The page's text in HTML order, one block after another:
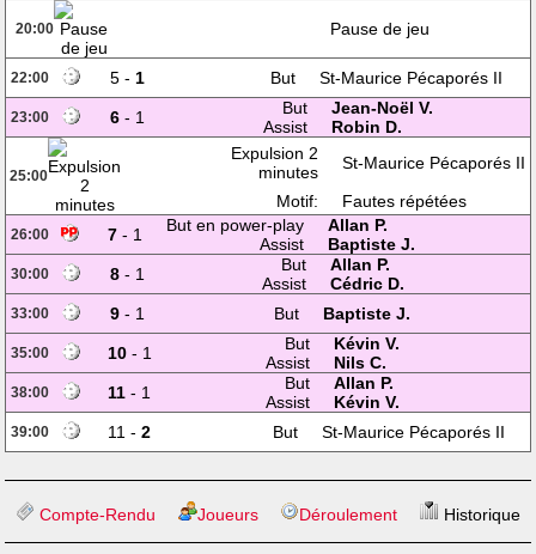
20:00 Pause de jeu
22:00 5 - 1 But St-Maurice Pécaporés II
23:00 6 - 1 But
Jean-Noël V.
Assist
Robin D.
25:00
Expulsion 2
minutes
St-Maurice Pécaporés II
Motif:
Fautes répétées
26:00 7 - 1 But en power-play
Allan P.
Assist
Baptiste J.
30:00 8 - 1 But
Allan P.
Assist
Cédric D.
33:00 9 - 1 But Baptiste J.
35:00 10- 1 But
Kévin V.
Assist
Nils C.
38:00 11 - 1 But
Allan P.
Assist
Kévin V.
39:00 11 - 2 But St-Maurice Pécaporés II
Compte-Rendu Joueurs Déroulement Historique